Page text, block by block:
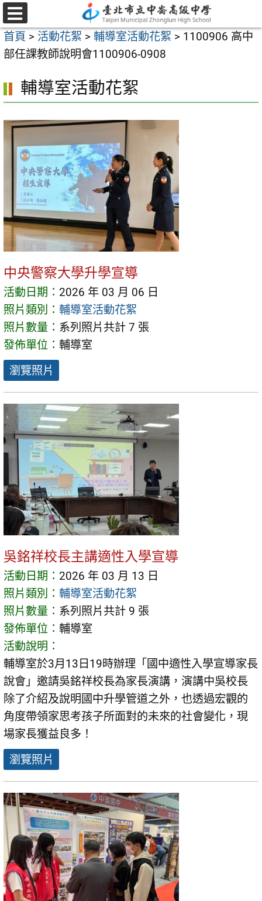
跳
至
主
要
容
選
單
首頁 > 活動花絮 > 輔導室活動花絮 > 1100906 高中
部任課教師說明會1100906-0908
輔導室活動花絮
中央警察大學升學宣導
活動日期： 2026 年 03 月 06 日
照片類別： 輔導室活動花絮
照片數量： 系列照片共計 7 張
發佈單位： 輔導室
瀏覽照片
吳銘祥校長主講適性入學宣導
活動日期： 2026 年 03 月 13 日
照片類別： 輔導室活動花絮
照片數量： 系列照片共計 9 張
發佈單位： 輔導室
活動說明：
輔導室於3月13日19時辦理「國中適性入學宣導家長
說會」邀請吳銘祥校長為家長演講，演講中吳校長
除了介紹及說明國中升學管道之外，也透過宏觀的
角度帶領家思考孩子所面對的未來的社會變化，現
場家長獲益良多！
瀏覽照片